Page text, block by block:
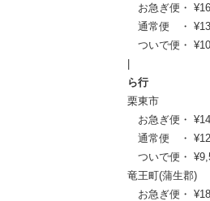
お急ぎ便・
通常便 ・
ついで便・
ら行
栗東市
お急ぎ便・
通常便 ・
ついで便・
竜王町(蒲生郡)
お急ぎ便・